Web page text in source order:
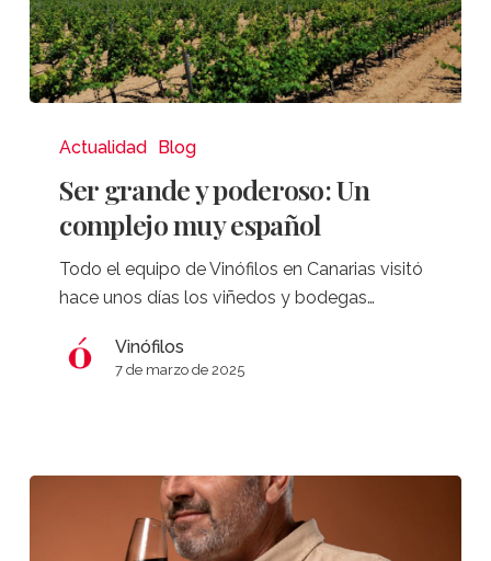
grande
poderoso:
complejo
muy
Actualidad Blog
Ser grande y poderoso: Un
complejo muy español
Todo el equipo de Vinófilos en Canarias visitó
hace unos días los viñedos y bodegas…
Vinófilos
7 de marzo de 2025